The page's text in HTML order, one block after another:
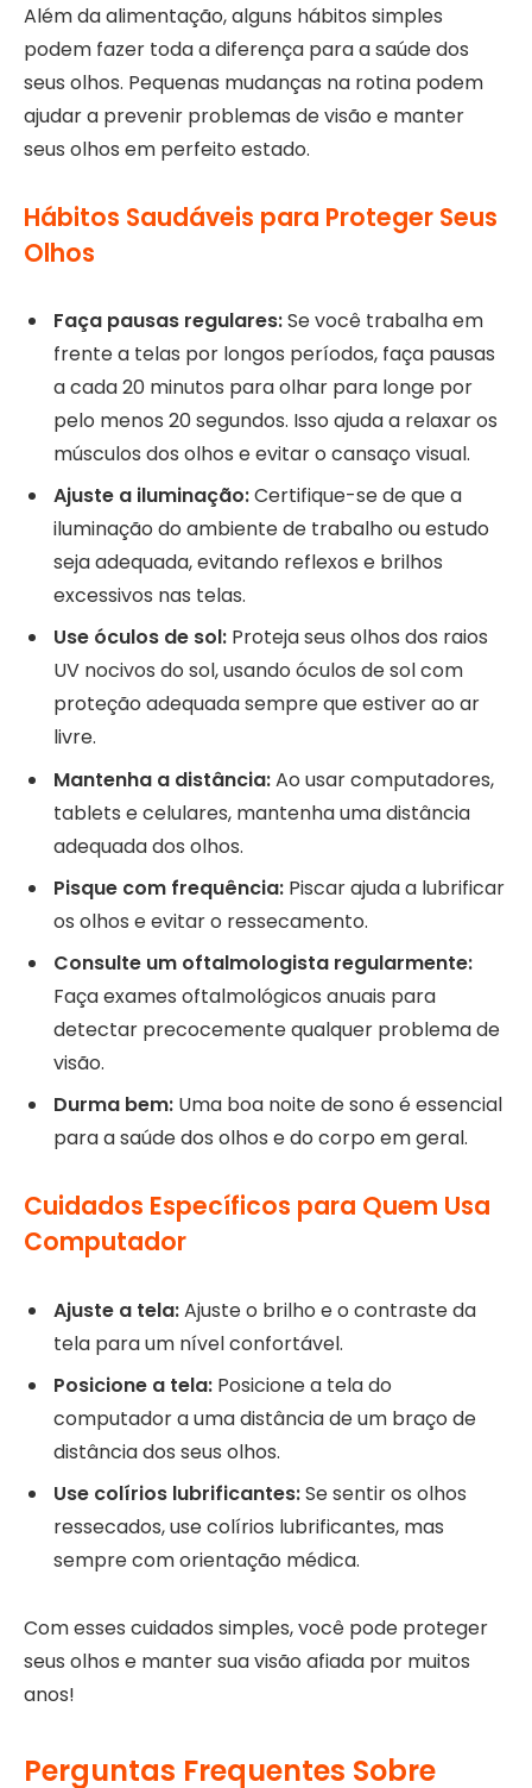
Além da alimentação, alguns hábitos simples
podem fazer toda a diferença para a saúde dos
seus olhos. Pequenas mudanças na rotina podem
ajudar a prevenir problemas de visão e manter
seus olhos em perfeito estado.
Hábitos Saudáveis para Proteger Seus
Olhos
Faça pausas regulares:Se você trabalha em
frente a telas por longos períodos, faça pausas
a cada 20 minutos para olhar para longe por
pelo menos 20 segundos. Isso ajuda a relaxar os
músculos dos olhos e evitar o cansaço visual.
Ajuste a iluminação:Certifique-se de que a
iluminação do ambiente de trabalho ou estudo
seja adequada, evitando reflexos e brilhos
excessivos nas telas.
Use óculos de sol: Proteja seus olhos dos raios
UV nocivos do sol, usando óculos de sol com
proteção adequada sempre que estiver ao ar
livre.
Mantenha a distância:Ao usar computadores,
tablets e celulares, mantenha uma distância
adequada dos olhos.
Pisque com frequência: Piscar ajuda a lubrificar
os olhos e evitar o ressecamento.
Consulte um oftalmologista regularmente:
Faça exames oftalmológicos anuais para
detectar precocemente qualquer problema de
visão.
Durma bem: Uma boa noite de sono é essencial
para a saúde dos olhos e do corpo em geral.
Cuidados Específicos para Quem Usa
Computador
Ajuste a tela:Ajuste o brilho e o contraste da
tela para um nível confortável.
Posicione a tela: Posicione a tela do
computador a uma distância de um braço de
distância dos seus olhos.
Use colírios lubrificantes:Se sentir os olhos
ressecados, use colírios lubrificantes, mas
sempre com orientação médica.
Com esses cuidados simples, você pode proteger
seus olhos e manter sua visão afiada por muitos
anos!
Perguntas Frequentes Sobre